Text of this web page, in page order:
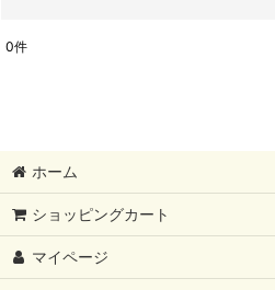
0件
ホーム
ショッピングカート
マイページ